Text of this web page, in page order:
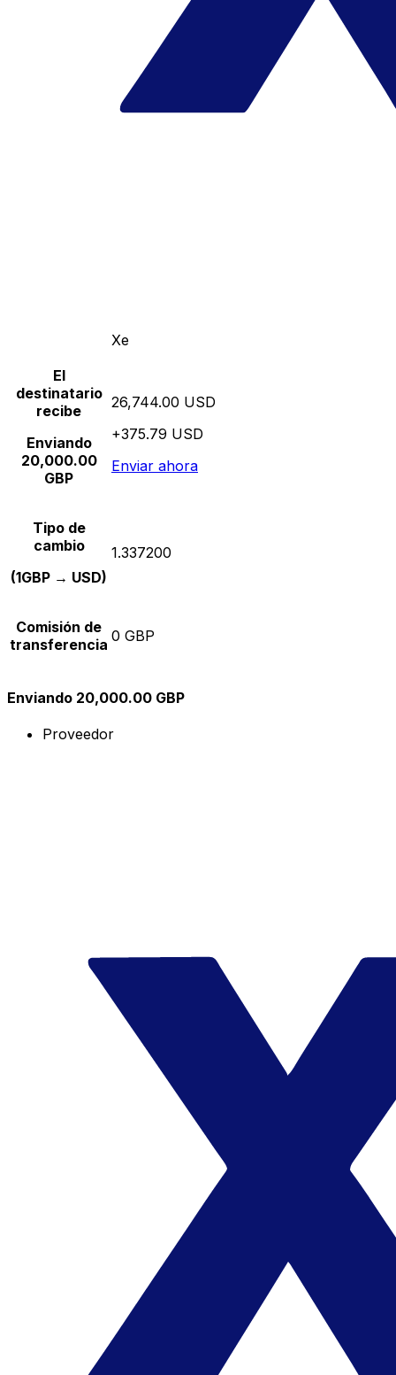
Xe
El
destinatario
recibe
Enviando
20,000.00
GBP
26,744.00 USD
+375.79 USD
Enviar ahora
Tipo de
cambio
(1GBP → USD)
1.337200
Comisión de
transferencia 0 GBP
Enviando 20,000.00 GBP
Proveedor